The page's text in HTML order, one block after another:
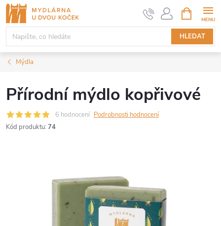
Přejít
obsah
HLEDAT
NÁKUPNÍ
KOŠÍK
Mýdla
Přírodní mýdlo kopřivové
6 hodnocení Podrobnosti hodnocení
Kód produktu: 74